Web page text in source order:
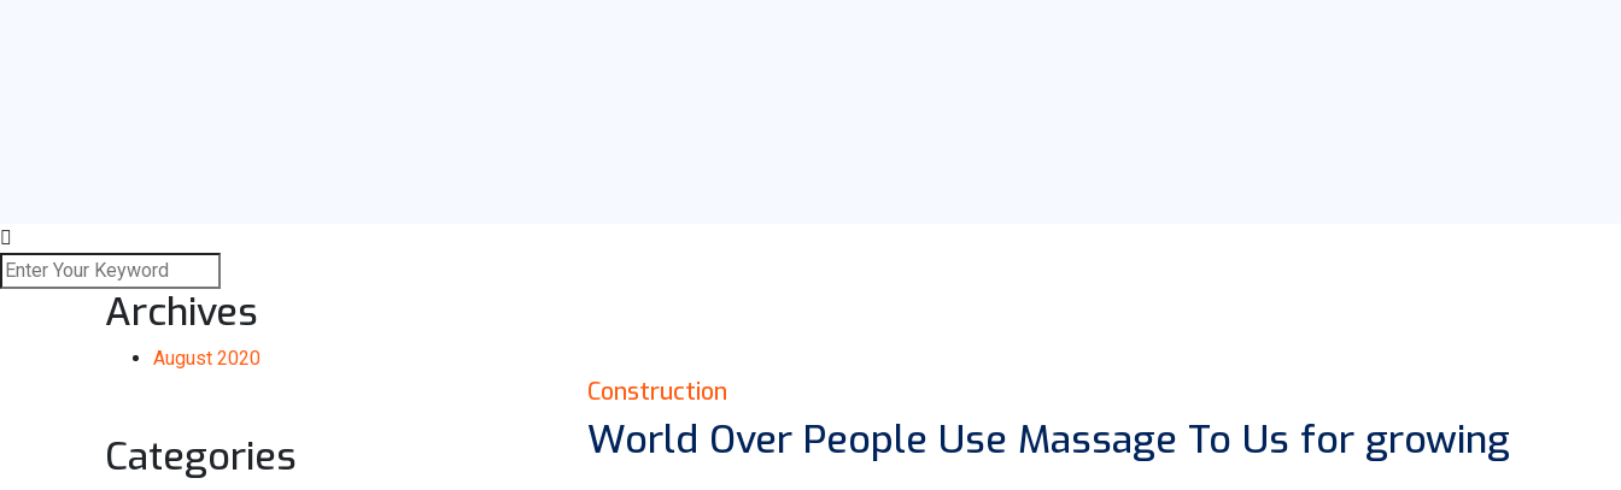
Archives
August 2020
Categories
Construction
World Over People Use Massage To Us for growing